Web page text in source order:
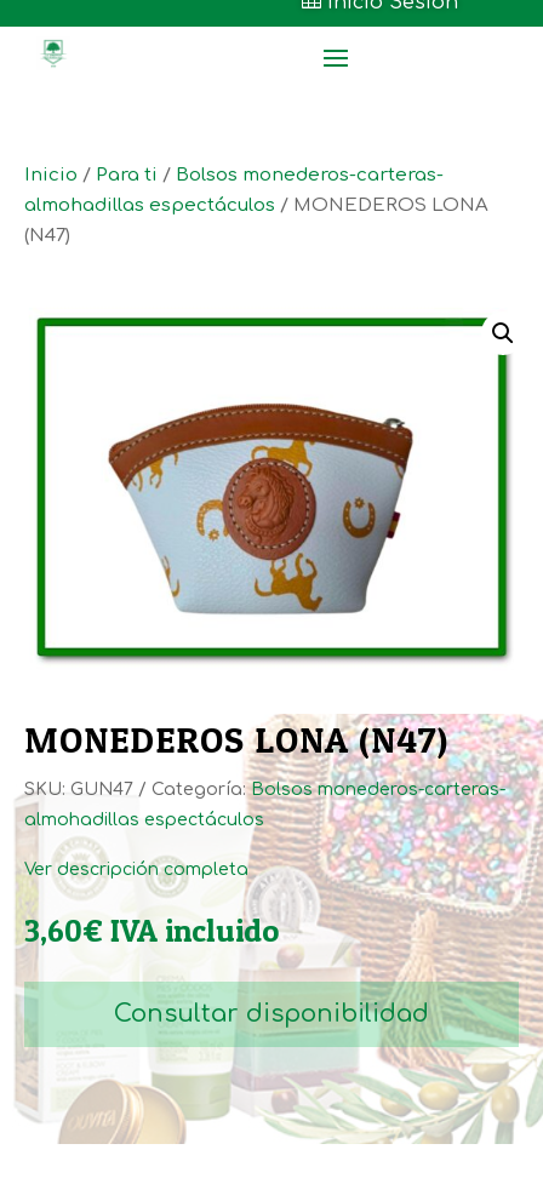
Inicio / Para ti / Bolsos monederos-carteras-
almohadillas espectáculos / MONEDEROS LONA
(N47)
MONEDEROS LONA (N47)
SKU: GUN47 Categoría:Bolsos monederos-carteras-
almohadillas espectáculos
Ver descripción completa
3,60€ IVA incluido
Consultar disponibilidad